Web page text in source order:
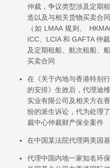
仲裁，争议类型涉及定期
造以及与相关货物买卖合
（如 LMAA 规则、
ICC、LCIA 和 GAFTA 仲
及定期租船、航次租船、
买卖合同
在《关于内地与香港特别
的安排》生效后，代理迪
实业有限公司及相关方在
纷的派生诉讼，代为处理
裁中心仲裁财产保全案件
在中国某法院代理两美国
代理中国内地一家知名环